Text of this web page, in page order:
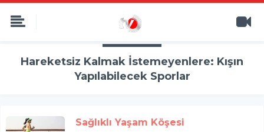
Hareketsiz Kalmak İstemeyenlere: Kışın
Yapılabilecek Sporlar
Sağlıklı Yaşam Köşesi